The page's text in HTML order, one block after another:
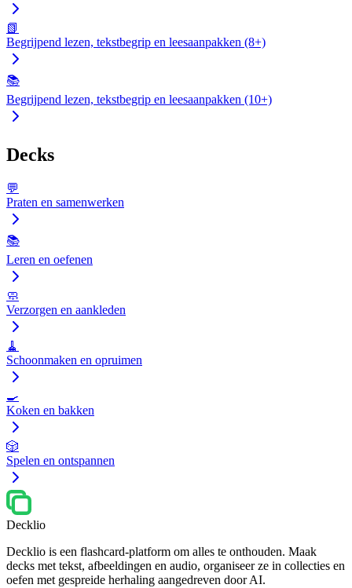
📗
Begrijpend lezen, tekstbegrip en leesaanpakken (8+)
📚
Begrijpend lezen, tekstbegrip en leesaanpakken (10+)
Decks
💬
Praten en samenwerken
📚
Leren en oefenen
🧼
Verzorgen en aankleden
🧹
Schoonmaken en opruimen
🍳
Koken en bakken
🎲
Spelen en ontspannen
Decklio
Decklio is een flashcard-platform om alles te onthouden. Maak
decks met tekst, afbeeldingen en audio, organiseer ze in collecties en
oefen met gespreide herhaling aangedreven door AI.